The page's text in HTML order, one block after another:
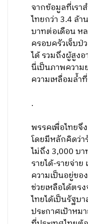
จากข้อมูลที่เรา
ไทยกว่า 3.4 ล้
บาทต่อเดือน ห
ครอบครัวเจ็บป่
ได้ รวมถึงผู้สูง
นี่เป็นภาพควา
ความเหลื่อมล้ำ
.
พรรคเพื่อไทยจึ
โดยมีหลักคิดว่า
ไม่ถึง 3,000 บ
รายได้-รายจ่า
ความเป็นอยู่ขอ
ช่วยเหลือได้ตร
ไทยได้เป็นรัฐบ
ประกาศเป้าหม